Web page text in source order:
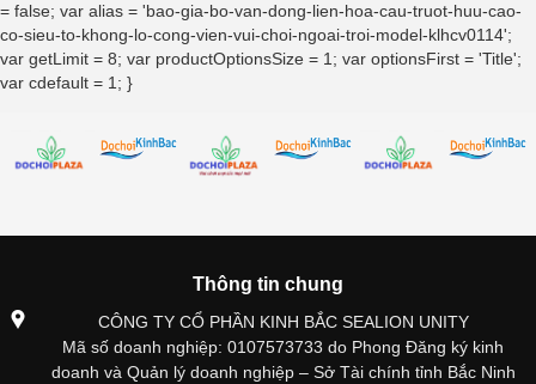
= false; var alias = 'bao-gia-bo-van-dong-lien-hoa-cau-truot-huu-cao-
co-sieu-to-khong-lo-cong-vien-vui-choi-ngoai-troi-model-klhcv0114';
var getLimit = 8; var productOptionsSize = 1; var optionsFirst = 'Title';
var cdefault = 1; }
Thông tin chung
CÔNG TY CỔ PHẦN KINH BẮC SEALION UNITY
Mã số doanh nghiệp: 0107573733 do Phong Đăng ký kinh
doanh và Quản lý doanh nghiệp – Sở Tài chính tỉnh Bắc Ninh